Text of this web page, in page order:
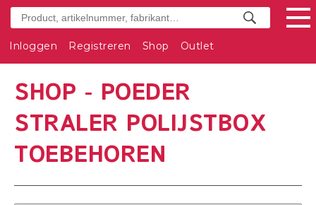
Inloggen Registreren Shop Outlet
SHOP - POEDER
STRALER POLIJSTBOX
TOEBEHOREN